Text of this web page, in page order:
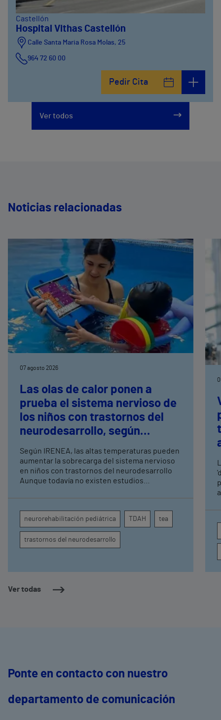
Castellón
Hospital Vithas Castellón
Calle Santa Maria Rosa Molas, 25
964 72 60 00
Pedir Cita
Ver todos
Noticias relacionadas
Ver todas
07 agosto 2026
Las olas de calor ponen a
prueba el sistema nervioso de
los niños con trastornos del
neurodesarrollo, según
expertos en
neurorrehabilitación
pediátrica de Vithas
Según IRENEA, las altas temperaturas pueden
aumentar la sobrecarga del sistema nervioso
en niños con trastornos del neurodesarrollo
Aunque todavía no existen estudios
atención, la regulación emocional y la
conducta
neurorehabilitación pediátrica TDAH tea
trastornos del neurodesarrollo
Ponte en contacto con nuestro
departamento de comunicación